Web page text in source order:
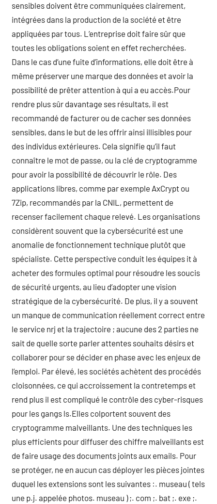
sensibles doivent être communiquées clairement,
intégrées dans la production de la société et être
appliquées par tous. L’entreprise doit faire sûr que
toutes les obligations soient en effet recherchées.
Dans le cas d’une fuite d’informations, elle doit être à
même préserver une marque des données et avoir la
possibilité de prêter attention à qui a eu accès.Pour
rendre plus sûr davantage ses résultats, il est
recommandé de facturer ou de cacher ses données
sensibles, dans le but de les offrir ainsi illisibles pour
des individus extérieures. Cela signifie qu’il faut
connaître le mot de passe, ou la clé de cryptogramme
pour avoir la possibilité de découvrir le rôle. Des
applications libres, comme par exemple AxCrypt ou
7Zip, recommandés par la CNIL, permettent de
recenser facilement chaque relevé. Les organisations
considèrent souvent que la cybersécurité est une
anomalie de fonctionnement technique plutôt que
spécialiste. Cette perspective conduit les équipes it à
acheter des formules optimal pour résoudre les soucis
de sécurité urgents, au lieu d’adopter une vision
stratégique de la cybersécurité. De plus, il y a souvent
un manque de communication réellement correct entre
le service nrj et la trajectoire ; aucune des 2 parties ne
sait de quelle sorte parler attentes souhaits désirs et
collaborer pour se décider en phase avec les enjeux de
l’emploi. Par élevé, les sociétés achètent des procédés
cloisonnées, ce qui accroissement la contretemps et
rend plus il est compliqué le contrôle des cyber-risques
pour les gangs ls.Elles colportent souvent des
cryptogramme malveillants. Une des techniques les
plus efficients pour diffuser des chiffre malveillants est
de faire usage des documents joints aux emails. Pour
se protéger, ne en aucun cas déployer les pièces jointes
duquel les extensions sont les suivantes :. museau ( tels
une p.j. appelée photos. museau ) ;. com ;. bat ;. exe ;.